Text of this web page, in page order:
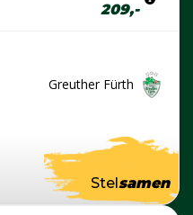
209,-
Greuther Fürth
Stelsamen